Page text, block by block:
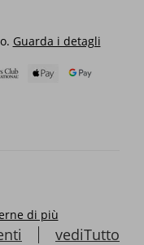
Guarda i detagli
di più
vediTutto